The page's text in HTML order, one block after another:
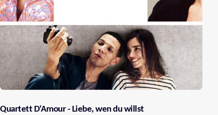
Quartett D'Amour - Liebe, wen du willst